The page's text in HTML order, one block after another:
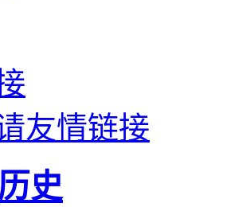
友情链接
历史